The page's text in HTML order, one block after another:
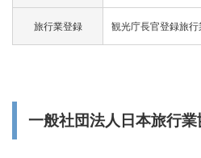
旅行業登録 観光庁長官登録旅
一般社団法人日本旅行